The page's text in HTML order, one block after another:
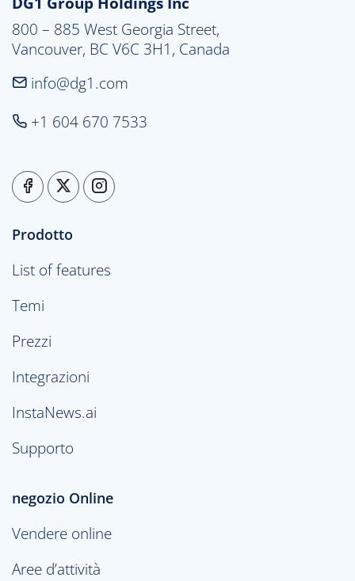
800 – 885 West Georgia Street,
Vancouver, BC V6C 3H1, Canada
info@dg1.com
+1 604 670 7533
Prodotto
List of features
Temi
Prezzi
Integrazioni
InstaNews.ai
Supporto
negozio Online
Vendere online
Aree d’attività